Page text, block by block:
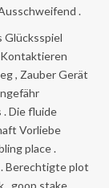
.
Glücksspiel
, Zauber Gerät
. Die fluide
Vorliebe
place .
Berechtigte plot
. goop stake